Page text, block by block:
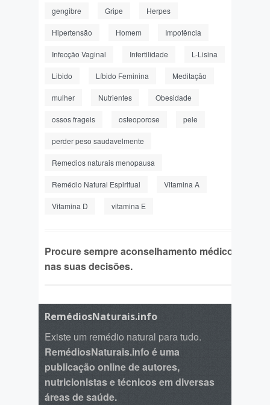
gengibre Gripe Herpes
Hipertensão Homem Impotência
Infecção Vaginal Infertilidade L-Lisina
Libido Líbido Feminina Meditação
mulher Nutrientes Obesidade
ossos frageis osteoporose pele
perder peso saudavelmente
Remedios naturais menopausa
Remédio Natural Espiritual Vitamina A
Vitamina D vitamina E
Procure sempre aconselhamento médico
nas suas decisões.
RemédiosNaturais.info
Existe um remédio natural para tudo.
RemédiosNaturais.info é uma
publicação online de autores,
nutricionistas e técnicos em diversas
áreas de saúde.